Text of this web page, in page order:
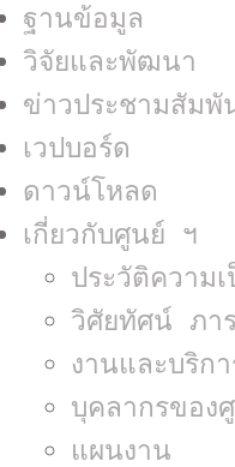
ฐานข้อมูล
วิจัยและพัฒนา
ข่าวประชามสัมพั
เวปบอร์ด
ดาวน์โหลด
เกี่ยวกับศูนย์ ฯ
ประวัติความ
วิศัยทัศน์ ภา
งานและบริก
บุคลากรของ
แผนงาน